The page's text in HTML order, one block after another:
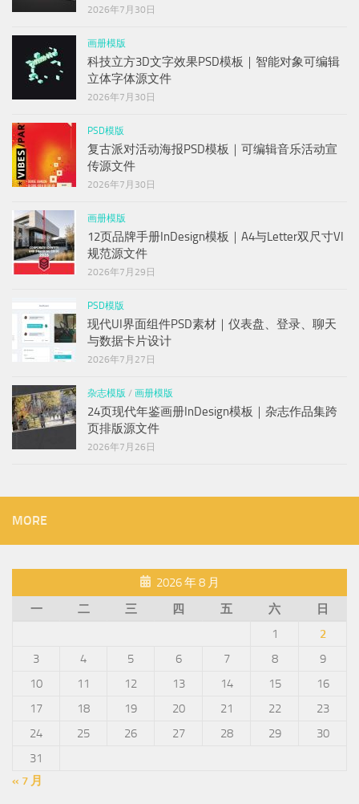
2026年7月30日
画册模版
科技立方3D文字效果PSD模板｜智能对象可编辑
立体字体源文件
2026年7月30日
PSD模版
复古派对活动海报PSD模板｜可编辑音乐活动宣
传源文件
2026年7月30日
画册模版
12页品牌手册InDesign模板｜A4与Letter双尺寸VI
规范源文件
2026年7月29日
PSD模版
现代UI界面组件PSD素材｜仪表盘、登录、聊天
与数据卡片设计
2026年7月27日
杂志模版 / 画册模版
24页现代年鉴画册InDesign模板｜杂志作品集跨
页排版源文件
2026年7月26日
MORE
2026 年 8 月
一
二 三 四 五 六
日
1
2
3
4 5 6 7 8
9
10
11 12 13 14 15
16
17
18 19 20 21 22
23
24
25 26 27 28 29
30
31
« 7 月